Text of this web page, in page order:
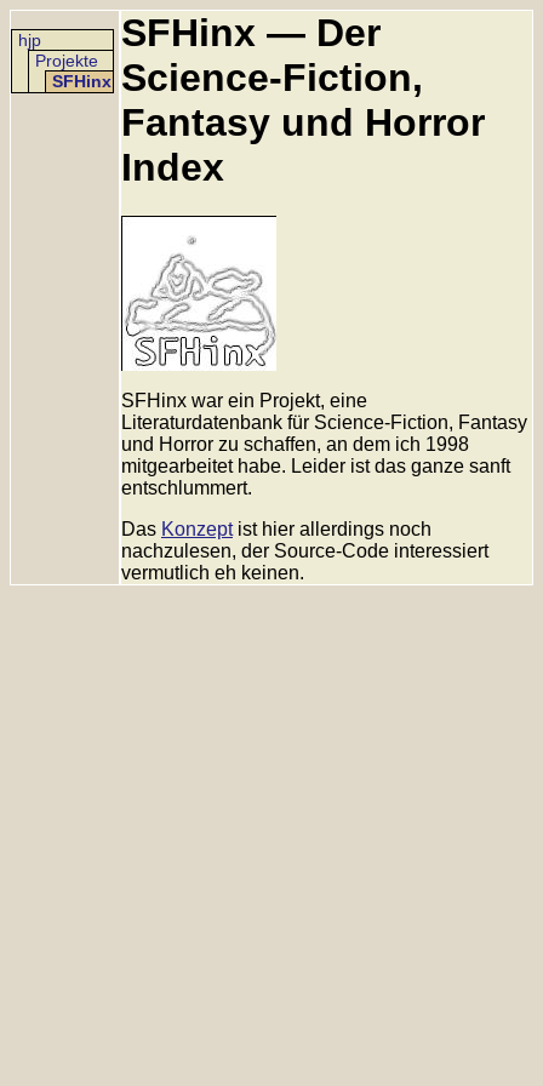
hjp
Projekte
SFHinx
SFHinx — Der
Science-Fiction,
Fantasy und Horror
Index
SFHinx war ein Projekt, eine
Literaturdatenbank für Science-Fiction, Fantasy
und Horror zu schaffen, an dem ich 1998
mitgearbeitet habe. Leider ist das ganze sanft
entschlummert.
Das Konzeptist hier allerdings noch
nachzulesen, der Source-Code interessiert
vermutlich eh keinen.